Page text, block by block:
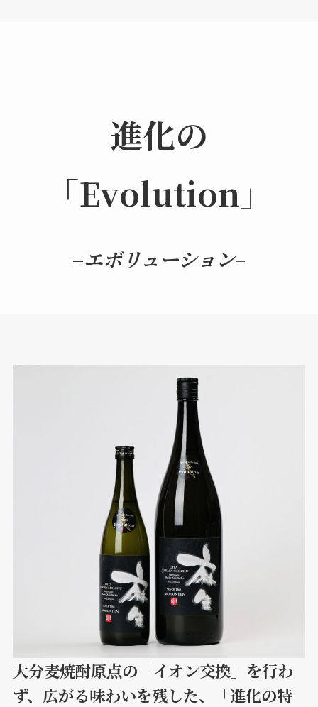
進化の
「Evolution」
–エボリューション–
大分麦焼酎原点の「イオン交換」を行わ
ず、広がる味わいを残した、「進化の特